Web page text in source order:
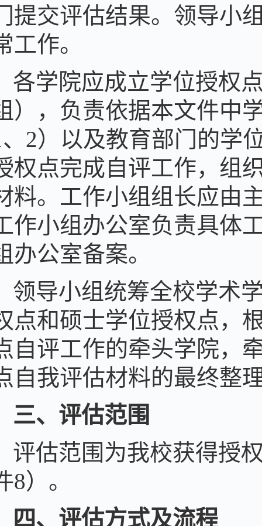
提交评估结果。领导小
工作。
各学院应成立学位授权
），负责依据本文件中
2）以及教育部门的学
权点完成自评工作，组
料。工作小组组长应由
作小组办公室负责具体
办公室备案。
领导小组统筹全校学术
点和硕士学位授权点 ，
自评工作的牵头学院，
自我评估材料的最终整
三、评估范围
评估范围为我校获得授
8）。
四、评估方式及流程